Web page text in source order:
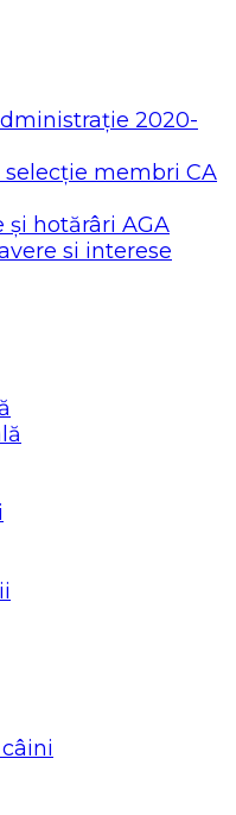
2020-
selecție membri CA
și hotărâri AGA
si interese